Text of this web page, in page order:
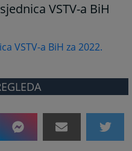
VSTV-a BiH
VSTV-a BiH za 2022.